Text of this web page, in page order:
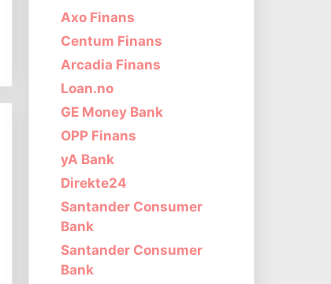
Axo Finans
Centum Finans
Arcadia Finans
Loan.no
GE Money Bank
OPP Finans
yA Bank
Direkte24
Santander Consumer
Bank
Santander Consumer
Bank